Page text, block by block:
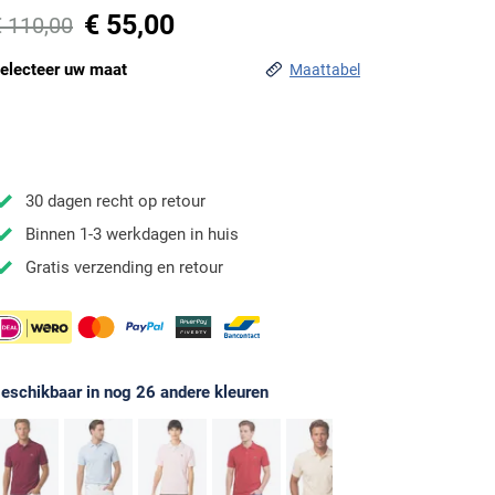
110,00 € 55,00
uw maat Maattabel
30 dagen recht op retour
Binnen 1-3 werkdagen in huis
Gratis verzending en retour
in nog 26 andere kleuren